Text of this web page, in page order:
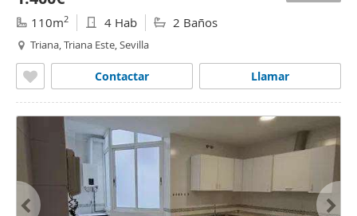
110m2 4 Hab 2 Baños
Triana, Triana Este, Sevilla
Llamar
Contactar